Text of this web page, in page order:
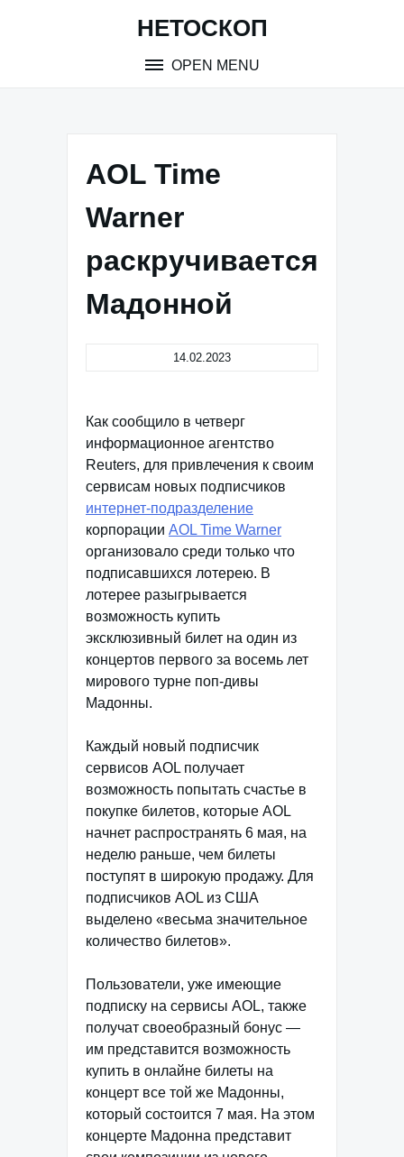
НЕТОСКОП
OPEN MENU
AOL Time
Warner
раскручивается
Мадонной
14.02.2023
Как сообщило в четверг
информационное агентство
Reuters, для привлечения к своим
сервисам новых подписчиков
интернет-подразделение
корпорации AOL Time Warner
организовало среди только что
подписавшихся лотерею. В
лотерее разыгрывается
возможность купить
эксклюзивный билет на один из
концертов первого за восемь лет
мирового турне поп-дивы
Мадонны.
Каждый новый подписчик
сервисов AOL получает
возможность попытать счастье в
покупке билетов, которые AOL
начнет распространять 6 мая, на
неделю раньше, чем билеты
поступят в широкую продажу. Для
подписчиков AOL из США
выделено «весьма значительное
количество билетов».
Пользователи, уже имеющие
подписку на сервисы AOL, также
получат своеобразный бонус —
им представится возможность
купить в онлайне билеты на
концерт все той же Мадонны,
который состоится 7 мая. На этом
концерте Мадонна представит